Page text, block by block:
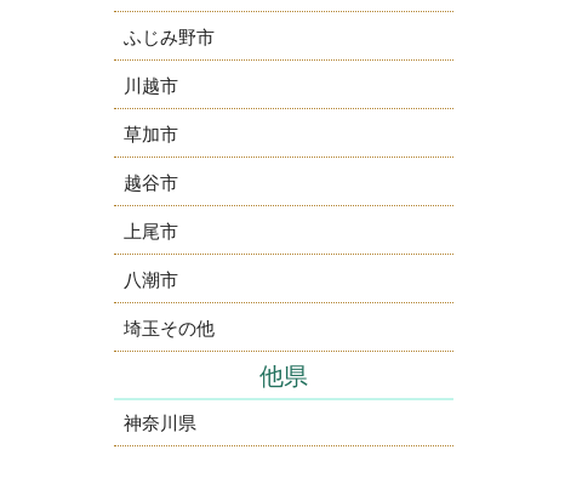
ふじみ野市
川越市
草加市
越谷市
上尾市
八潮市
埼玉その他
他県
神奈川県